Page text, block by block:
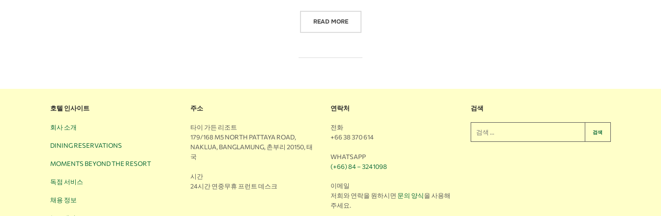
READ MORE
호텔 인사이트
회사 소개
DINING RESERVATIONS
MOMENTS BEYOND THE RESORT
독점 서비스
채용 정보
주소
타이 가든 리조트
179/168 M5 NORTH PATTAYA ROAD,
NAKLUA, BANGLAMUNG, 촌부리 20150, 태
국
시간
24시간 연중무휴 프런트 데스크
연락처
전화
+66 38 370 614
WHATSAPP
(+66) 84 – 3241098
이메일
저희와 연락을 원하시면 문의 양식을 사용해
주세요.
검색
검색